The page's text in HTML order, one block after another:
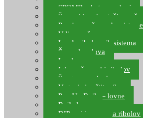
SPOMB rakete, markeri
Šaranski podmetači, mreže
Pernice za šaranske sisteme
Udice za šarana, amura
Izrada ribolovnih sistema
Šaranska olova
Leadcore
Igle za šaranski ribolov
Špage, upredenice
Vaganje i zaštita ribe
Pop Up Boile – lovne
Boile lovne
DIP-ovi i arome za ribolov